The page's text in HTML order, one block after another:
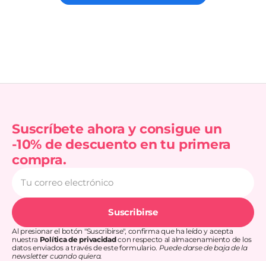
Suscríbete ahora y consigue un
-10% de descuento en tu primera
compra.
correo
electrónico
Suscribirse
Al presionar el botón "Suscribirse", confirma que ha leído y acepta
nuestra Política de privacidadcon respecto al almacenamiento de los
datos enviados a través de este formulario. Puede darse de baja de la
newsletter cuando quiera.